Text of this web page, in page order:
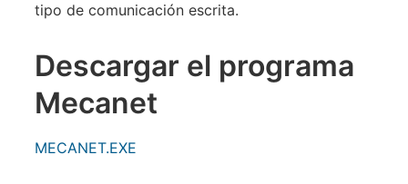
tipo de comunicación escrita.
Descargar el programa
Mecanet
MECANET.EXE